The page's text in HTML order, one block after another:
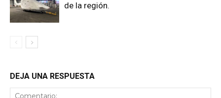
de la región.
DEJA UNA RESPUESTA